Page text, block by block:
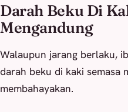
Darah Beku Di
Mengandung
Walaupun jarang berlaku,
darah beku di kaki semasa
membahayakan.